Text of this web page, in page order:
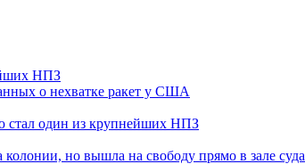
НПЗ
о нехватке ракет у США
стал один из крупнейших НПЗ
но вышла на свободу прямо в зале суда